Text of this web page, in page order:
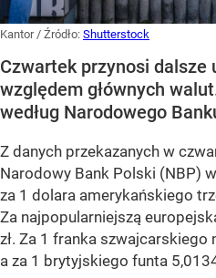
Kantor/ Źródło: Shutterstock
Czwartek przynosi dalsze
względem głównych
według Narodowego
Z danych przekazanych w
Narodowy Bank Polski (NBP)
za 1 dolara amerykańskiego
Za najpopularniejszą
zł. Za 1 franka szwajcarskiego
a za 1 brytyjskiego funta